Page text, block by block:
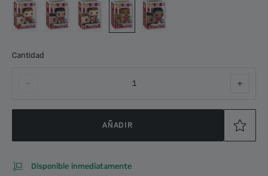
Cantidad
1
AÑADIR
Disponible inmediatamente